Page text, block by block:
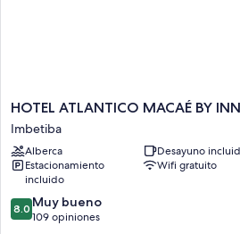
HOTEL
ATLANTICO
MACAÉ
BY
INN
HOUSE
Imbetiba
HOTEL ATLANTICO MACAÉ BY
Imbetiba
Alberca
Desayuno
Estacionamiento
incluido
Wifi gratuito
8.0
de
8.0 Muy bueno
109 opiniones